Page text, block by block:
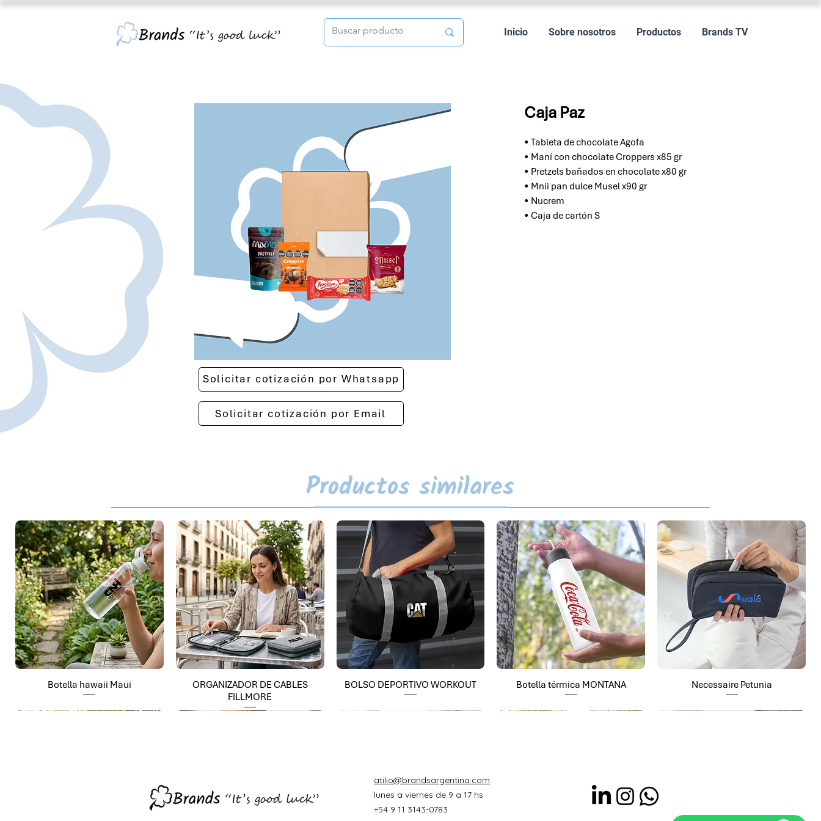
Inicio Sobre nosotros Productos Brands TV
Caja Paz
• Tableta de chocolate Agofa
• Maní con chocolate Croppers x85 gr
• Pretzels bañados en chocolate x80 gr
• Mnii pan dulce Musel x90 gr
• Nucrem
• Caja de cartón S
Solicitar cotización por Whatsapp
Solicitar cotización por Email
Productos similares
Botella hawaii Maui
ORGANIZADOR DE CABLES
FILLMORE
BOLSO DEPORTIVO WORKOUT Botella térmica MONTANA Necessaire Petunia
atilio@brandsargentina.com
lunes a viernes de 9 a 17 hs
+54 9 11 3143-0783